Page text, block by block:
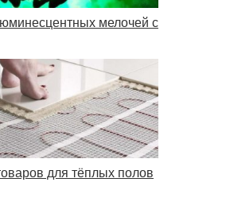
мелочей с
для тёплых полов